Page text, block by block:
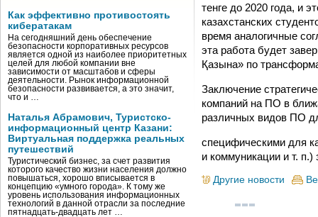
Как эффективно противостоять
кибератакам
На сегодняшний день обеспечение
безопасности корпоративных ресурсов
является одной из наиболее приоритетных
целей для любой компании вне
зависимости от масштабов и сферы
деятельности. Рынок информационной
безопасности развивается, а это значит,
что и …
Наталья Абрамович, Туристско-
информационный центр Казани:
Виртуальная поддержка реальных
путешествий
Туристический бизнес, за счет развития
которого качество жизни населения должно
повышаться, хорошо вписывается в
концепцию «умного города». К тому же
уровень использования информационных
технологий в данной отрасли за последние
пятнадцать-двадцать лет …
тенге до 2020 года, и
казахстанских
время аналогичные
эта работа будет
Қазына» по
Заключение
компаний на ПО в
различных видов ПО
специфическими для
и коммуникации и т. п.)
Другие новости